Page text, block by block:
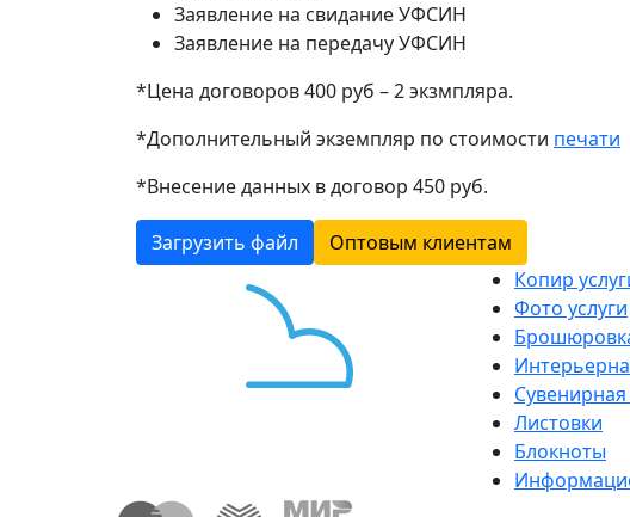
Заявление на свидание УФСИН
Заявление на передачу УФСИН
*Цена договоров 400 руб – 2 экзмпляра.
*Дополнительный экземпляр по стоимости печати
*Внесение данных в договор 450 руб.
Загрузить файл
Оптовым клиентам
Копир
Фото услуги
Листовки
Блокноты